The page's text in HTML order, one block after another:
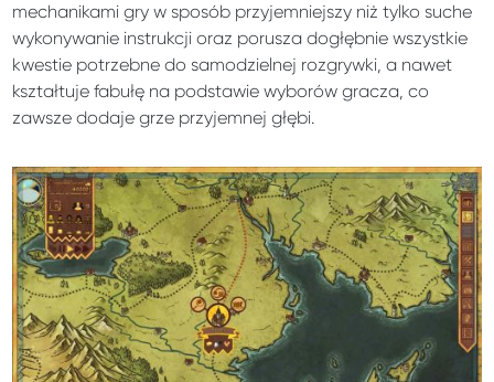
mechanikami gry w sposób przyjemniejszy niż tylko suche
wykonywanie instrukcji oraz porusza dogłębnie wszystkie
kwestie potrzebne do samodzielnej rozgrywki, a nawet
kształtuje fabułę na podstawie wyborów gracza, co
zawsze dodaje grze przyjemnej głębi.